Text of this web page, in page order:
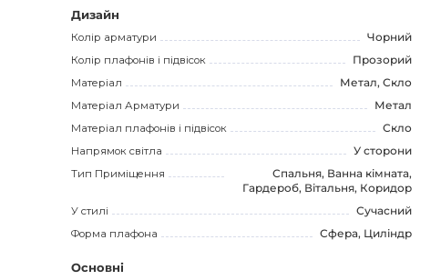
Дизайн
Колір арматури
Чорний
Колір плафонів і підвісок
Прозорий
Матеріал
Метал, Скло
Матеріал Арматури
Метал
Матеріал плафонів і підвісок
Скло
Напрямок світла
У сторони
Тип Приміщення
Спальня, Ванна кімната,
Гардероб, Вітальня, Коридор
У стилі
Сучасний
Форма плафона
Сфера, Циліндр
Основні